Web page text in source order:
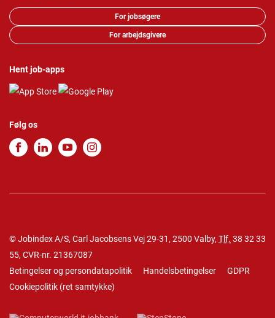
For jobsøgere
For arbejdsgivere
Hent job-apps
Følg os
© Jobindex A/S, Carl Jacobsens Vej 29-31, 2500 Valby, Tlf. 38 32 33
55, CVR-nr. 21367087
Betingelser og persondatapolitik
Handelsbetingelser
GDPR
Cookiepolitik (ret samtykke)